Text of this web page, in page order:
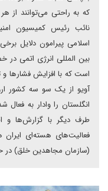
که به راحتی می‌توانند از
نائب رئیس کمیسیون
اسلامی پیرامون دلایل
بین المللی انرژی اتمی در
است که با افزایش فشارها
آویو از یک سو سه کشور
انگلستان را وادار به
طرف دیگر با گزارش‌ها
فعالیت‌های هسته‌ای
(سازمان مجاهدین خلق) در